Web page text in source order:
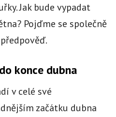
Jak bude vypadat
Pojďme se společně
konce dubna
v celé své
začátku dubna